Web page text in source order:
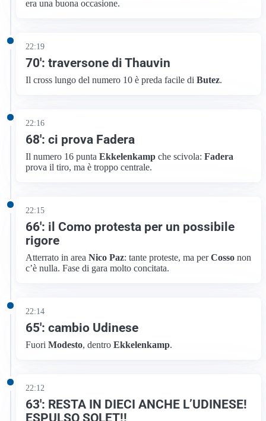
era una buona occasione.
22:19
70′: traversone di Thauvin
Il cross lungo del numero 10 è preda facile diButez.
22:16
68′: ci prova Fadera
Il numero 16 puntaEkkelenkamp che scivola:Fadera
prova il tiro, ma è troppo centrale.
22:15
66′: il Como protesta per un possibile
rigore
Atterrato in areaNico Paz: tante proteste, ma perCosso non
c’è nulla. Fase di gara molto concitata.
22:14
65′: cambio Udinese
FuoriModesto, dentroEkkelenkamp.
22:12
63′: RESTA IN DIECI ANCHE L’UDINESE!
ESPULSO SOLET!!